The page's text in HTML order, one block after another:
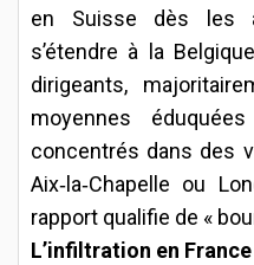
en Suisse dès les
s’étendre à la
dirigeants,
moyennes
concentrés dans des
Aix‑la‑Chapelle ou
rapport qualifie de «
L’infiltration en France